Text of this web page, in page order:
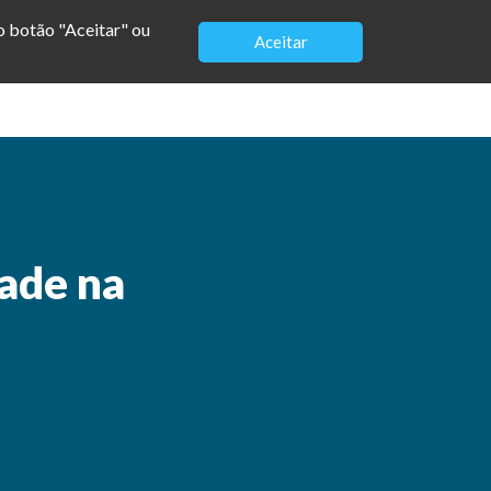
botão "Aceitar" ou
Aceitar
Vagas Contato
na